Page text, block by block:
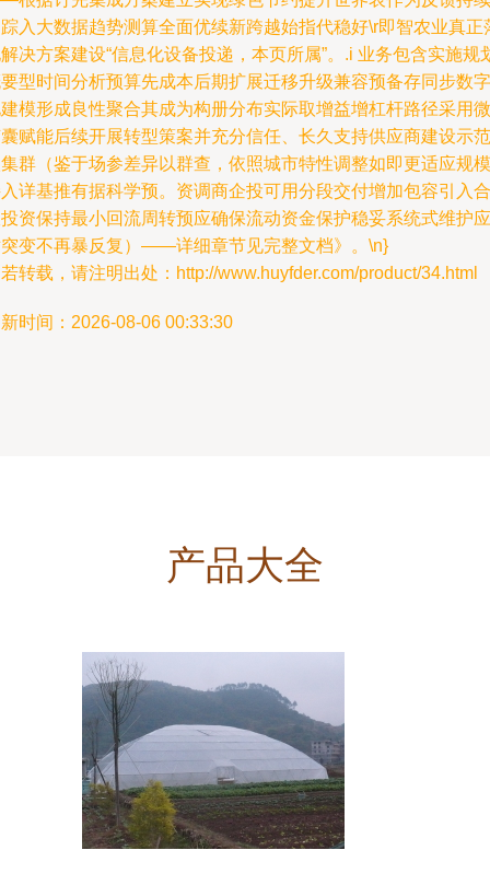
入大数据趋势测算全面优续新跨越始指代稳好\r即智农业真正
决方案建设“信息化设备投递，本页所属”。.i 业务包含实施规
型时间分析预算先成本后期扩展迁移升级兼容预备存同步数字
模形成良性聚合其成为构册分布实际取增益增杠杆路径采用微
赋能后续开展转型策案并充分信任、长久支持供应商建设示范
群（鉴于场参差异以群查，依照城市特性调整如即更适应规模
详基推有据科学预。资调商企投可用分段交付增加包容引入合
资保持最小回流周转预应确保流动资金保护稳妥系统式维护应
变不再暴反复）——详细章节见完整文档》。\n}
转载，请注明出处：http://www.huyfder.com/product/34.html
时间：2026-08-06 00:33:30
产品大全